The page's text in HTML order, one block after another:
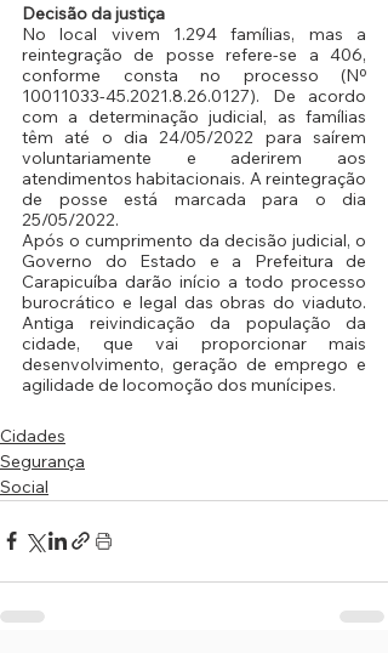
Decisão da justiça
No local vivem 1.294 famílias, mas a
reintegração de posse refere-se a 406,
conforme consta no processo (Nº
10011033-45.2021.8.26.0127). De acordo
com a determinação judicial, as famílias
têm até o dia 24/05/2022 para saírem
voluntariamente e aderirem aos
atendimentos habitacionais. A reintegração
de posse está marcada para o dia
25/05/2022.
Após o cumprimento da decisão judicial, o
Governo do Estado e a Prefeitura de
Carapicuíba darão início a todo processo
burocrático e legal das obras do viaduto.
Antiga reivindicação da população da
cidade, que vai proporcionar mais
desenvolvimento, geração de emprego e
agilidade de locomoção dos munícipes.
Cidades
Segurança
Social